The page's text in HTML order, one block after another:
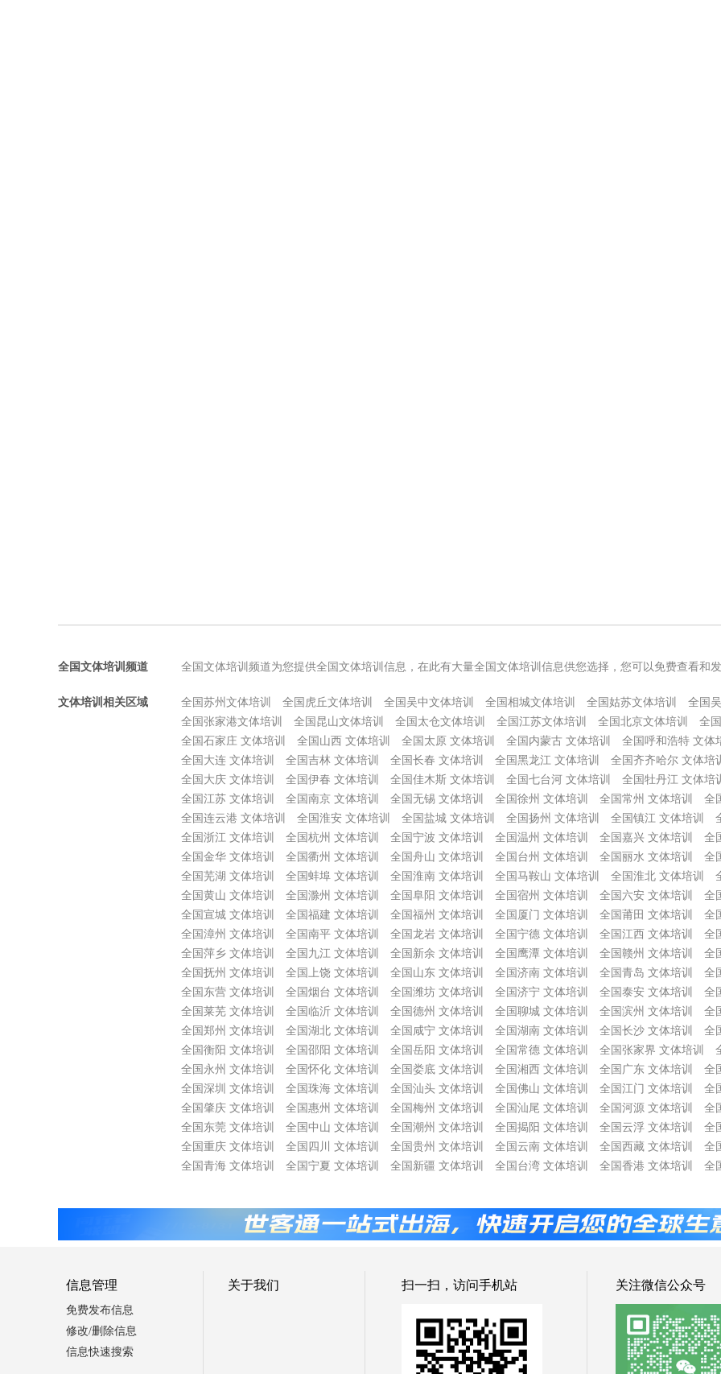
全国文体培训频道 全国文体培训频道为您提供全国文体培训信息，在此有大量全国文体培训信息供您选择，您可以免费查看和
文体培训相关区域 全国苏州文体培训 全国虎丘文体培训 全国吴中文体培训 全国相城文体培训 全国姑苏文体培训
全国
全国张家港文体培训
全国昆山文体培训 全国太仓文体培训 全国江苏文体培训 全国北京文体培训
全
全国石家庄 文体培训
全国山西 文体培训 全国太原 文体培训 全国内蒙古 文体培训
全国呼和浩特 文体
全国大连 文体培训
全国吉林 文体培训 全国长春 文体培训 全国黑龙江 文体培训
全国齐齐哈尔 文体培
全国大庆 文体培训
全国伊春 文体培训 全国佳木斯 文体培训 全国七台河 文体培训
全国牡丹江 文体培
全国江苏 文体培训
全国南京 文体培训 全国无锡 文体培训 全国徐州 文体培训 全国常州 文体培训
全
全国连云港 文体培训
全国淮安 文体培训 全国盐城 文体培训 全国扬州 文体培训 全国镇江 文体培训
全国浙江 文体培训
全国杭州 文体培训 全国宁波 文体培训 全国温州 文体培训 全国嘉兴 文体培训
全
全国金华 文体培训
全国衢州 文体培训 全国舟山 文体培训 全国台州 文体培训 全国丽水 文体培训
全
全国芜湖 文体培训
全国蚌埠 文体培训 全国淮南 文体培训 全国马鞍山 文体培训 全国淮北 文体培训
全国黄山 文体培训
全国滁州 文体培训 全国阜阳 文体培训 全国宿州 文体培训 全国六安 文体培训
全
全国宣城 文体培训
全国福建 文体培训 全国福州 文体培训 全国厦门 文体培训 全国莆田 文体培训
全
全国漳州 文体培训
全国南平 文体培训 全国龙岩 文体培训 全国宁德 文体培训 全国江西 文体培训
全
全国萍乡 文体培训
全国九江 文体培训 全国新余 文体培训 全国鹰潭 文体培训 全国赣州 文体培训
全
全国抚州 文体培训
全国上饶 文体培训 全国山东 文体培训 全国济南 文体培训 全国青岛 文体培训
全
全国东营 文体培训
全国烟台 文体培训 全国潍坊 文体培训 全国济宁 文体培训 全国泰安 文体培训
全
全国莱芜 文体培训
全国临沂 文体培训 全国德州 文体培训 全国聊城 文体培训 全国滨州 文体培训
全
全国郑州 文体培训
全国湖北 文体培训 全国咸宁 文体培训 全国湖南 文体培训 全国长沙 文体培训
全
全国衡阳 文体培训
全国邵阳 文体培训 全国岳阳 文体培训 全国常德 文体培训 全国张家界 文体培训
全国永州 文体培训
全国怀化 文体培训 全国娄底 文体培训 全国湘西 文体培训 全国广东 文体培训
全
全国深圳 文体培训
全国珠海 文体培训 全国汕头 文体培训 全国佛山 文体培训 全国江门 文体培训
全
全国肇庆 文体培训
全国惠州 文体培训 全国梅州 文体培训 全国汕尾 文体培训 全国河源 文体培训
全
全国东莞 文体培训
全国中山 文体培训 全国潮州 文体培训 全国揭阳 文体培训 全国云浮 文体培训
全
全国重庆 文体培训
全国四川 文体培训 全国贵州 文体培训 全国云南 文体培训 全国西藏 文体培训
全
全国青海 文体培训
全国宁夏 文体培训 全国新疆 文体培训 全国台湾 文体培训 全国香港 文体培训 全
信息管理
免费发布信息
修改/删除信息
信息快速搜索
关于我们 扫一扫，访问手机站 关注微信公众号